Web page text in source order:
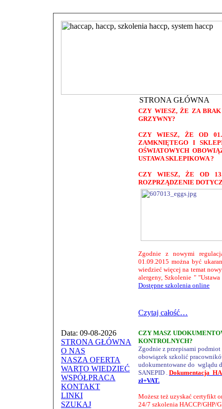
Data: 09-08-2026
STRONA GŁÓWNA
O NAS
NASZA OFERTA
WARTO WIEDZIEĆ
WSPÓŁPRACA
KONTAKT
LINKI
SZUKAJ
STRONA GŁÓWNA
CZY WIESZ, ŻE ZA
GRZYWNY?
CZY WIESZ, ŻE OD
ZAMKNIĘTEGO I
OŚWIATOWYCH
USTAWA SKLEPIKOWA ?
CZY WIESZ, ŻE OD
ROZPRZĄDZENIE
Zgodnie z nowymi
01.09.2015 można być
wiedzieć więcej na temat
alergeny, Szkolenie "
Dostępne szkolenia online
Czytaj całość…
CZY MASZ
KONTROLNYCH?
Zgodnie z przepisami
obowiązek szkolić
udokumentowane do wglądu
SANEPID . Dokumentacja
zł+VAT.
Możesz też uzyskać certyfikt
24/7 szkolenia HACCP/GHP/